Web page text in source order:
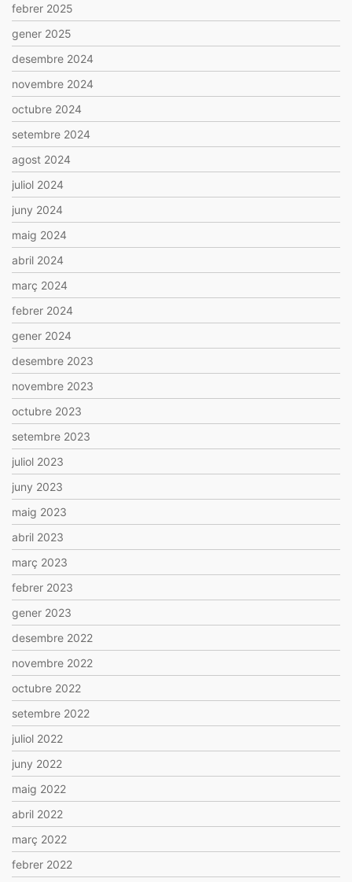
febrer 2025
gener 2025
desembre 2024
novembre 2024
octubre 2024
setembre 2024
agost 2024
juliol 2024
juny 2024
maig 2024
abril 2024
març 2024
febrer 2024
gener 2024
desembre 2023
novembre 2023
octubre 2023
setembre 2023
juliol 2023
juny 2023
maig 2023
abril 2023
març 2023
febrer 2023
gener 2023
desembre 2022
novembre 2022
octubre 2022
setembre 2022
juliol 2022
juny 2022
maig 2022
abril 2022
març 2022
febrer 2022